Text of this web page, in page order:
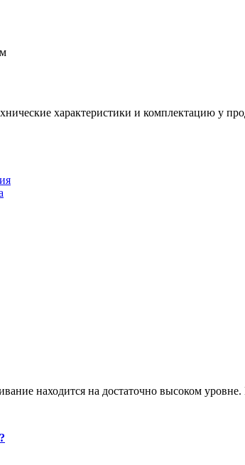
характеристики и комплектацию у
находится на достаточно высоком